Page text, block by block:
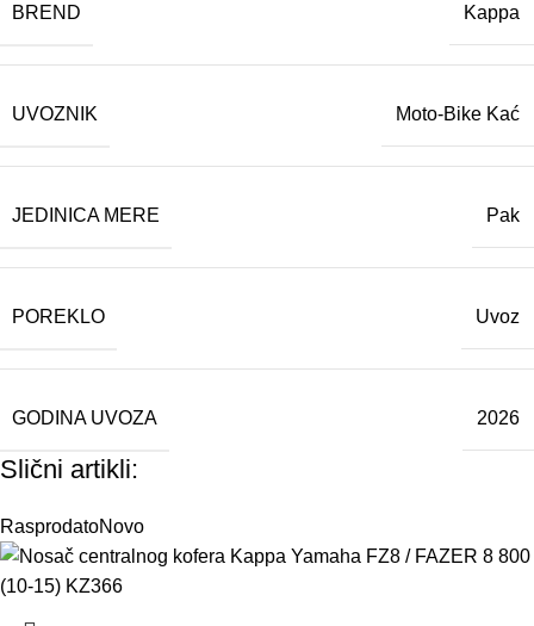
BREND Kappa
UVOZNIK Moto-Bike Kać
JEDINICA MERE Pak
POREKLO Uvoz
GODINA UVOZA 2026
Slični artikli:
RasprodatoNovo